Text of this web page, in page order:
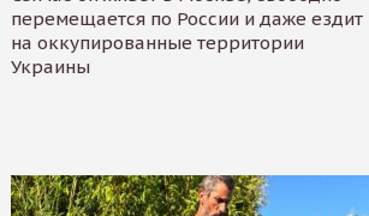
перемещается по России и даже ездит
на оккупированные территории
Украины